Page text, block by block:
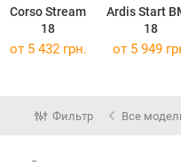
Corso Stream
18
Ardis Start
18
от 5 432 грн. от 5 949
Фильтр Все